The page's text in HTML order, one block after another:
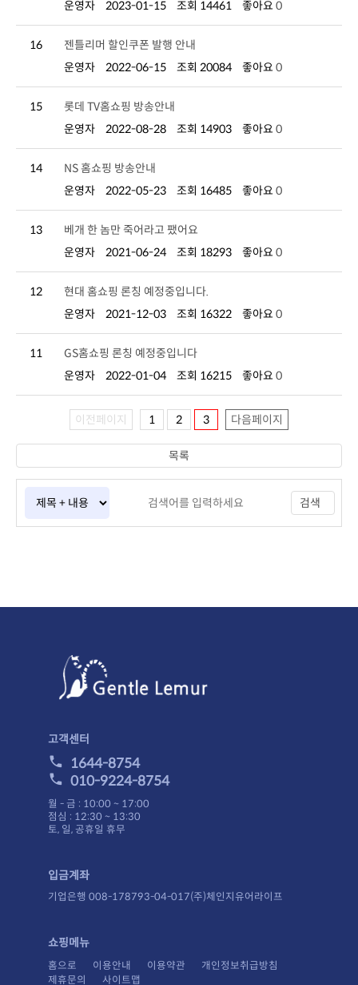
운영자
2023-01-15 조회 14461 좋아요 0
16
젠틀리머 할인쿠폰 발행 안내
운영자
2022-06-15 조회 20084 좋아요 0
15
롯데 TV홈쇼핑 방송안내
운영자
2022-08-28 조회 14903 좋아요 0
14
NS 홈쇼핑 방송안내
운영자
2022-05-23 조회 16485 좋아요 0
13
베개 한 놈만 죽어라고 팼어요
운영자
2021-06-24 조회 18293 좋아요 0
12
현대 홈쇼핑 론칭 예정중입니다.
운영자
2021-12-03 조회 16322 좋아요 0
11
GS홈쇼핑 론칭 예정중입니다
운영자
2022-01-04 조회 16215 좋아요 0
이전페이지 1 2 3 다음페이지
검색
목록
고객센터
1644-8754
010-9224-8754
월 - 금 : 10:00 ~ 17:00
점심 : 12:30 ~ 13:30
토, 일, 공휴일 휴무
입금계좌
기업은행 008-178793-04-017(주)체인지유어라이프
쇼핑메뉴
홈으로 이용안내 이용약관
개인정보취급방침
제휴문의
사이트맵